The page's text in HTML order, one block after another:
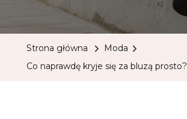
Strona główna
Moda
Co naprawdę kryje się za bluzą prosto?